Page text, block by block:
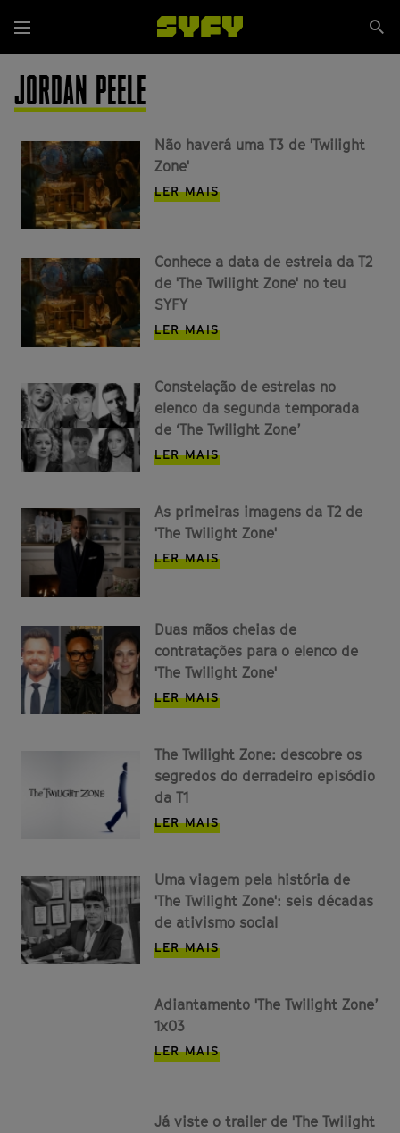
para
o
conteúdo
principal
Menu
JORDAN PEELE
Não haverá uma T3 de 'Twilight
Zone'
LER MAIS
Conhece a data de estreia da T2
de 'The Twilight Zone' no teu
SYFY
LER MAIS
Constelação de estrelas no
elenco da segunda temporada
de ‘The Twilight Zone’
LER MAIS
As primeiras imagens da T2 de
'The Twilight Zone'
LER MAIS
Duas mãos cheias de
contratações para o elenco de
'The Twilight Zone'
LER MAIS
The Twilight Zone: descobre os
segredos do derradeiro episódio
da T1
LER MAIS
Uma viagem pela história de
'The Twilight Zone': seis décadas
de ativismo social
LER MAIS
Adiantamento 'The Twilight Zone’
1x03
LER MAIS
Já viste o trailer de 'The Twilight